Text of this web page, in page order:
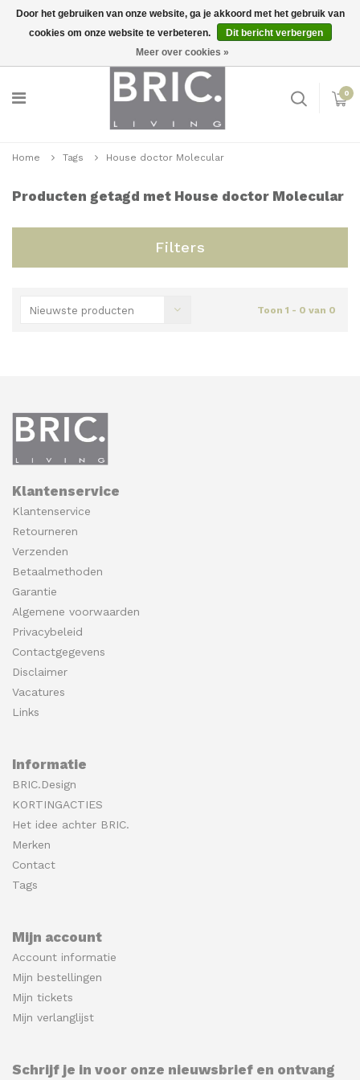
Inloggen
0
Home Tags House doctor Molecular
Producten getagd met House doctor Molecular
Filters
Nieuwste producten Toon 1 - 0 van 0
Klantenservice
Klantenservice
Retourneren
Verzenden
Betaalmethoden
Garantie
Algemene voorwaarden
Privacybeleid
Contactgegevens
Disclaimer
Vacatures
Links
Informatie
BRIC.Design
KORTINGACTIES
Het idee achter BRIC.
Merken
Contact
Tags
Mijn account
Account informatie
Mijn bestellingen
Mijn tickets
Mijn verlanglijst
Schrijf je in voor onze nieuwsbrief en ontvang
Door het gebruiken van onze website, ga je akkoord met het gebruik van
cookies om onze website te verbeteren.
Dit bericht verbergen
Meer over cookies »